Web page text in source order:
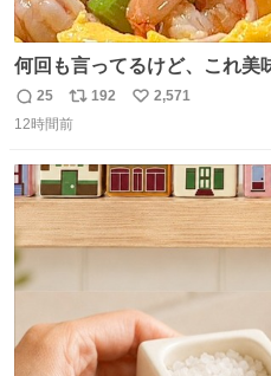
何回も言ってるけど、これ美
で満足感エグいから一生食べ
返
信
25
リ
ポ
ト
数
192
い
数
2,571
12時間前